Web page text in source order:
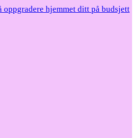
hjemmet ditt på budsjett